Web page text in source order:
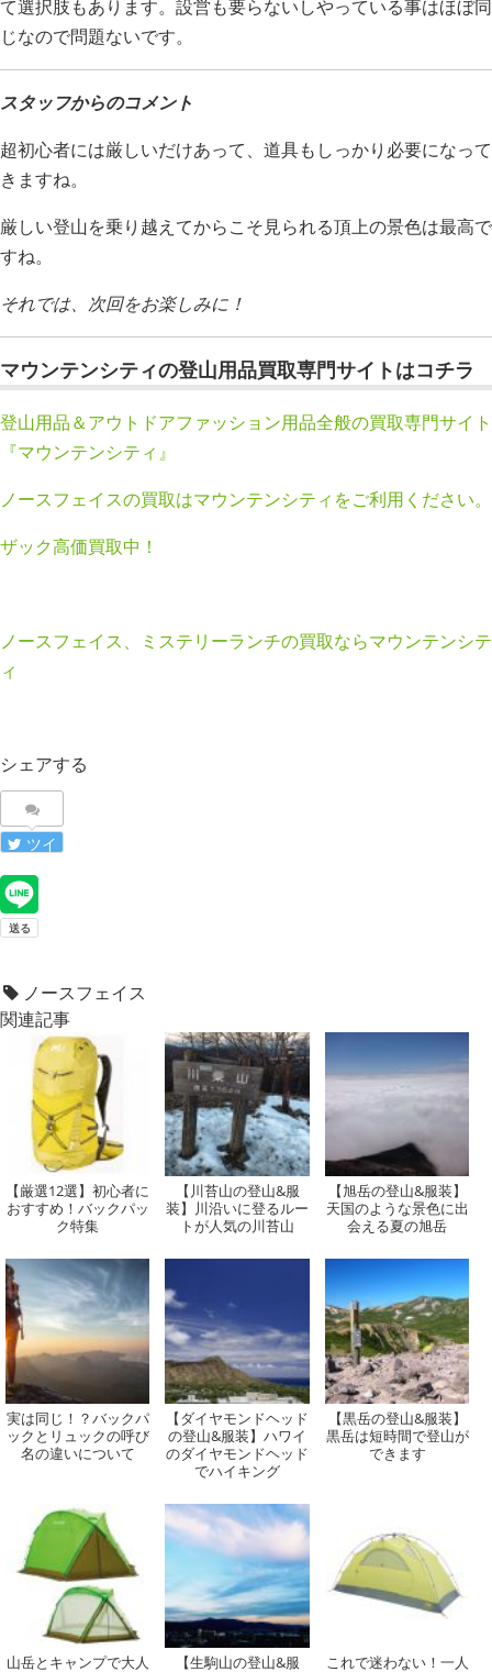
て選択肢もあります。設営も要らないしやっている事はほぼ同
じなので問題ないです。
スタッフからのコメント
超初心者には厳しいだけあって、道具もしっかり必要になって
きますね。
厳しい登山を乗り越えてからこそ見られる頂上の景色は最高で
すね。
それでは、次回をお楽しみに！
マウンテンシティの登山用品買取専門サイトはコチラ
登山用品＆アウトドアファッション用品全般の買取専門サイト
『マウンテンシティ』
ノースフェイスの買取はマウンテンシティをご利用ください。
ザック高価買取中！
ノースフェイス、ミステリーランチの買取ならマウンテンシテ
ィ
シェアする
ツイ
ノースフェイス
関連記事
【厳選12選】初心者に
おすすめ！バックパッ
ク特集
【川苔山の登山&服
装】川沿いに登るルー
トが人気の川苔山
【旭岳の登山&服装】
天国のような景色に出
会える夏の旭岳
実は同じ！？バックパ
ックとリュックの呼び
名の違いについて
【ダイヤモンドヘッド
の登山&服装】ハワイ
のダイヤモンドヘッド
でハイキング
【黒岳の登山&服装】
黒岳は短時間で登山が
できます
山岳とキャンプで大人
【生駒山の登山&服
これで迷わない！一人